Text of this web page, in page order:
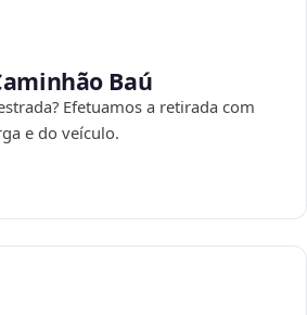
Baú
Efetuamos a retirada com
e do veículo.